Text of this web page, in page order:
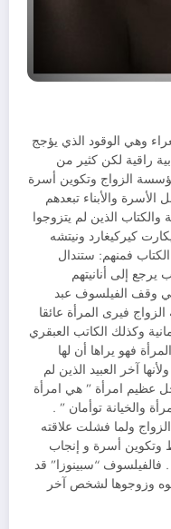
وهي الوقود الذي يؤجج
راقية لكن كثير من
الزواج وتكوين أسرة
الأسرة والأبناء تبعدهم
الذين لم يتزوجوا
كيركيغارد ونيتشه
فمنهم: ستندال
يرجع إلى أنانيتهم
وقف الفيلسوف عبد
فيرى المرأة عائقا
وكذلك الكاتب العبقري
فهو يراها أن لها
آخر العبيد الذين لم
عظيم امرأة ” هي امرأة
والخيانة توأمان ” .
ولما فشلت علاقته
وتكوين أسرة و إنجاب
. فالفيلسوف “سبينوزا” قد
وزوجوها لشخص آخر